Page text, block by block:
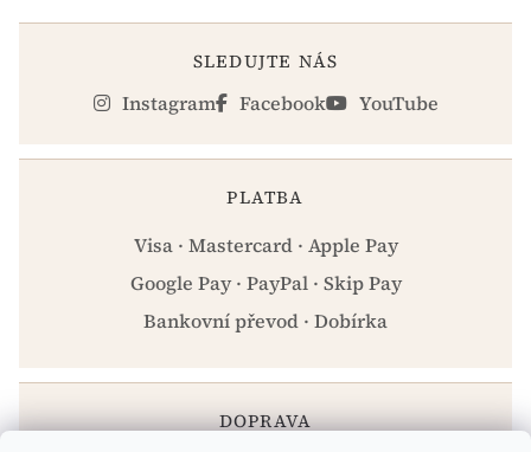
SLEDUJTE NÁS
Instagram Facebook YouTube
PLATBA
Visa · Mastercard · Apple Pay
Google Pay · PayPal · Skip Pay
Bankovní převod · Dobírka
DOPRAVA